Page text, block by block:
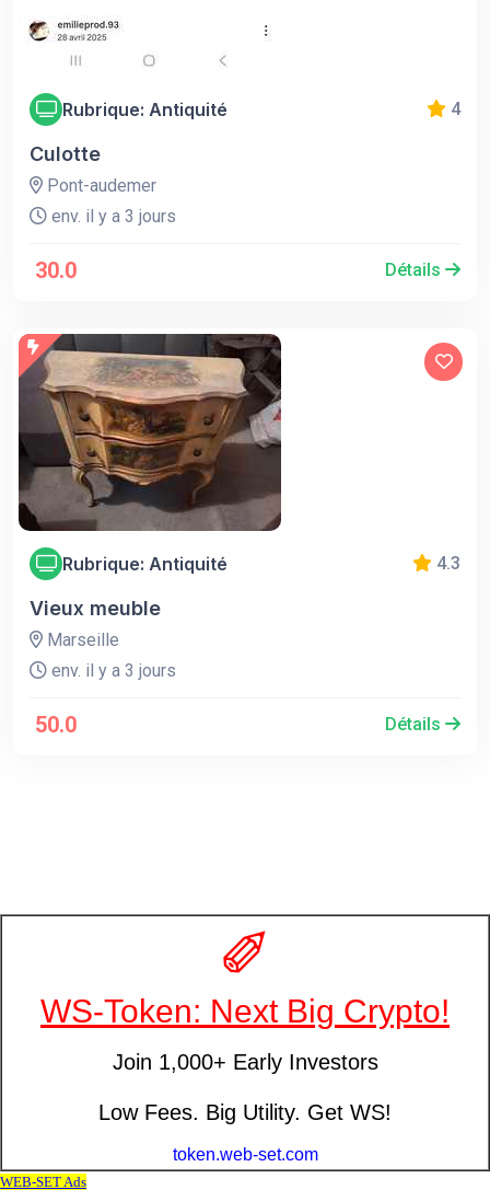
Rubrique: Antiquité 4
Culotte
Pont-audemer
env. il y a 3 jours
30.0 Détails
Rubrique: Antiquité 4.3
Vieux meuble
Marseille
env. il y a 3 jours
50.0 Détails